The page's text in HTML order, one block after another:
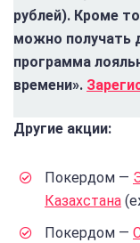
рублей). Кроме
можно получать
программа
времени».
Другие акции:
Покердом —
Казахстана
Покердом —